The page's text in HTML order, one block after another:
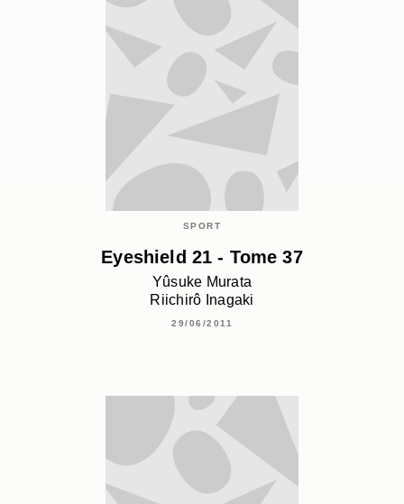
SPORT
Eyeshield 21 - Tome 37
Yûsuke Murata
Riichirô Inagaki
29/06/2011